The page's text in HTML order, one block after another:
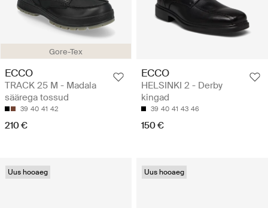
Gore-Tex
ECCO
TRACK 25 M - Madala
säärega tossud
39 40 41 42
210 €
ECCO
HELSINKI 2 - Derby
kingad
39 40 41 43 46
150 €
Uus hooaeg Uus hooaeg